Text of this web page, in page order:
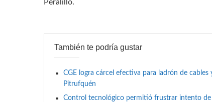
Peralillo.
También te podría gustar
CGE logra cárcel efectiva para ladrón de
Pitrufquén
Control tecnológico permitió frustrar intento